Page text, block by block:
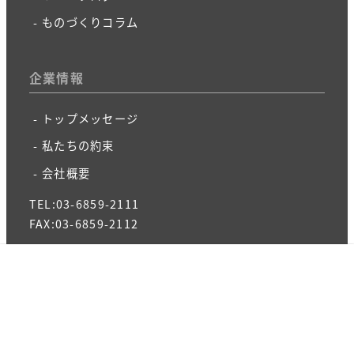
ものづくりコラム
企業情報
トップメッセージ
私たちの約束
会社概要
TEL:03-6859-2111
FAX:03-6859-2112